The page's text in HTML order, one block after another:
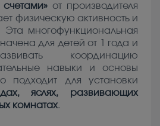
от производителя
физическую активность и
Эта многофункциональная
для детей от 1 года и
координацию
навыки и основы
подходит для установки
яслях, развивающих
комнатах.